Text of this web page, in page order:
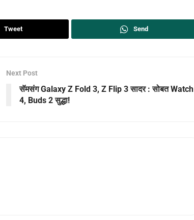
Tweet Send
Next Post
सॅमसंग Galaxy Z Fold 3, Z Flip 3 सादर : सोबत Watch
4, Buds 2 सुद्धा!